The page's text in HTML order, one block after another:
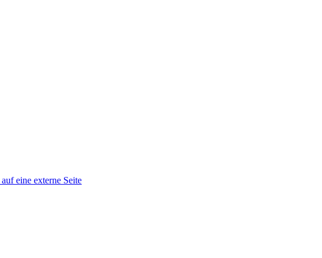
eine externe Seite